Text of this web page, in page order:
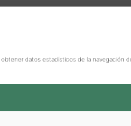
datos estadísticos de la navegación